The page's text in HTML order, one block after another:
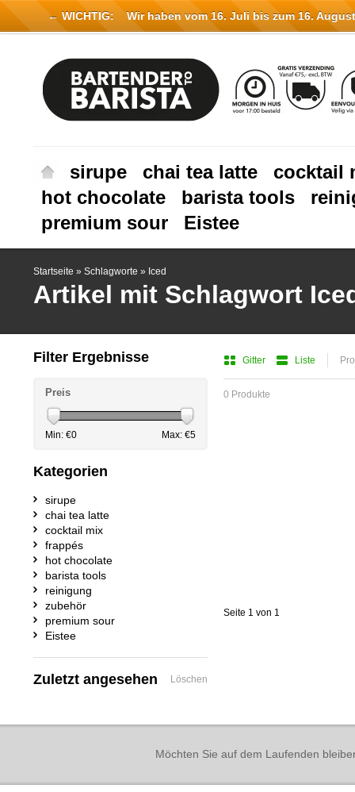
sirupe chai tea latte
cocktail
hot chocolate
barista tools
premium sour
Eistee
Startseite » Schlagworte » Iced
Artikel mit Schlagwort
Gitter Liste
0 Produkte
Seite 1 von 1
Filter Ergebnisse
Preis
Min: €0 Max: €5
Kategorien
sirupe
chai tea latte
cocktail mix
frappés
hot chocolate
barista tools
reinigung
zubehör
premium sour
Eistee
Zuletzt angesehen Löschen
Möchten Sie auf dem Laufenden
← WICHTIG: Wir haben vom 16. Juli bis zum 16.